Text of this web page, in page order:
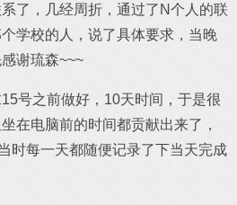
了，几经周折，通过了N个人的联
学校的人，说了具体要求，当晚
谢琉森~~~
号之前做好，10天时间，于是很
在电脑前的时间都贡献出来了，
时每一天都随便记录了下当天完成